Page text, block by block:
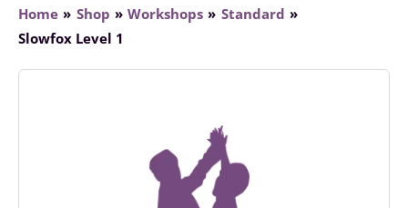
Home Shop Workshops
Standard
Slowfox Level 1